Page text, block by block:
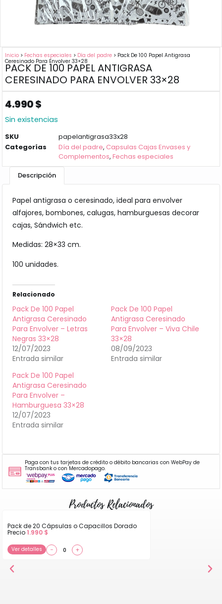
Inicio > Fechas especiales > Día del padre > Pack De 100 Papel Antigrasa
Ceresinado Para Envolver 33×28
PACK DE 100 PAPEL ANTIGRASA
CERESINADO PARA ENVOLVER 33×28
4.990$
Sin existencias
SKU
papelantigrasa33x28
Categorías
Día del padre, Capsulas Cajas Envases y
Complementos,Fechas especiales
Descripción
Papel antigrasa o ceresinado, ideal para envolver
alfajores, bombones, calugas, hamburguesas decorar
cajas, Sándwich etc.
Medidas: 28×33 cm.
100 unidades.
Relacionado
Pack De 100 Papel
Antigrasa Ceresinado
Para Envolver – Letras
Negras 33×28
12/07/2023
Entrada similar
Pack De 100 Papel
Antigrasa Ceresinado
Para Envolver – Viva Chile
33×28
08/09/2023
Entrada similar
Pack De 100 Papel
Antigrasa Ceresinado
Para Envolver –
Hamburguesa 33×28
12/07/2023
Entrada similar
Paga con tus tarjetas de crédito o débito bancarias con WebPay de
Transbank o con Mercadopago.
Productos Relacionados
Pack de 20 Cápsulas o Capacillos Dorado
Precio 1.990 $
Ver detalles − +